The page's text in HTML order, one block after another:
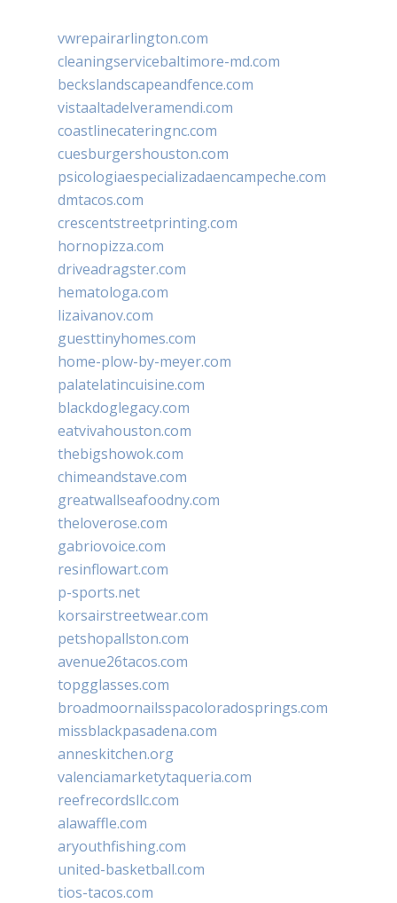
vwrepairarlington.com
cleaningservicebaltimore-md.com
beckslandscapeandfence.com
vistaaltadelveramendi.com
coastlinecateringnc.com
cuesburgershouston.com
psicologiaespecializadaencampeche.com
dmtacos.com
crescentstreetprinting.com
hornopizza.com
driveadragster.com
hematologa.com
lizaivanov.com
guesttinyhomes.com
home-plow-by-meyer.com
palatelatincuisine.com
blackdoglegacy.com
eatvivahouston.com
thebigshowok.com
chimeandstave.com
greatwallseafoodny.com
theloverose.com
gabriovoice.com
resinflowart.com
p-sports.net
korsairstreetwear.com
petshopallston.com
avenue26tacos.com
topgglasses.com
broadmoornailsspacoloradosprings.com
missblackpasadena.com
anneskitchen.org
valenciamarketytaqueria.com
reefrecordsllc.com
alawaffle.com
aryouthfishing.com
united-basketball.com
tios-tacos.com